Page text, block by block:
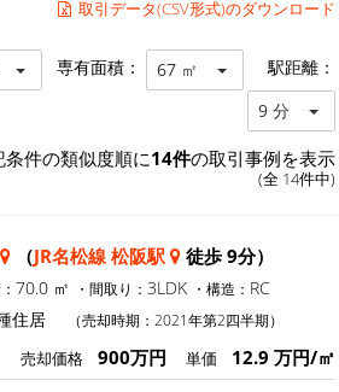
取引データ(CSV形式)のダウンロード
専有面積： 67 ㎡ 駅距離：
9 分
条件の類似度順に14件の取引事例を表示
(全 14件中)
（JR名松線 松阪駅 徒歩 9分）
70.0 ㎡ ・間取り： 3LDK ・構造： RC
住居 （売却時期：2021年第2四半期）
売却価格 900万円 単価 12.9 万円/㎡